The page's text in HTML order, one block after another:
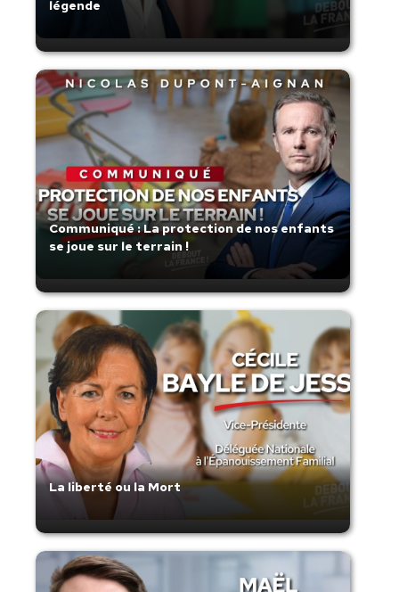
légende
Communiqué : La protection de nos enfants
se joue sur le terrain !
La liberté ou la Mort